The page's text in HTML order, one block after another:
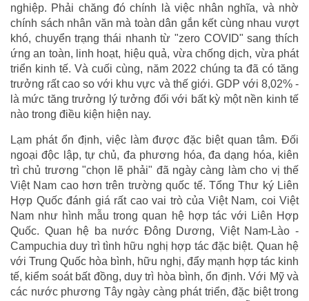
nghiệp. Phải chăng đó chính là việc nhân nghĩa, và nhờ
chính sách nhân văn mà toàn dân gắn kết cùng nhau vượt
khó, chuyển trạng thái nhanh từ "zero COVID" sang thích
ứng an toàn, linh hoạt, hiệu quả, vừa chống dịch, vừa phát
triển kinh tế. Và cuối cùng, năm 2022 chúng ta đã có tăng
trưởng rất cao so với khu vực và thế giới. GDP với 8,02% -
là mức tăng trưởng lý tưởng đối với bất kỳ một nền kinh tế
nào trong điều kiện hiện nay.
Lạm phát ổn định, việc làm được đặc biệt quan tâm. Đối
ngoại độc lập, tự chủ, đa phương hóa, đa dạng hóa, kiên
trì chủ trương "chọn lẽ phải" đã ngày càng làm cho vị thế
Việt Nam cao hơn trên trường quốc tế. Tổng Thư ký Liên
Hợp Quốc đánh giá rất cao vai trò của Việt Nam, coi Việt
Nam như hình mẫu trong quan hệ hợp tác với Liên Hợp
Quốc. Quan hệ ba nước Đông Dương, Việt Nam-Lào -
Campuchia duy trì tình hữu nghị hợp tác đặc biệt. Quan hệ
với Trung Quốc hòa bình, hữu nghị, đẩy mạnh hợp tác kinh
tế, kiểm soát bất đồng, duy trì hòa bình, ổn định. Với Mỹ và
các nước phương Tây ngày càng phát triển, đặc biệt trong